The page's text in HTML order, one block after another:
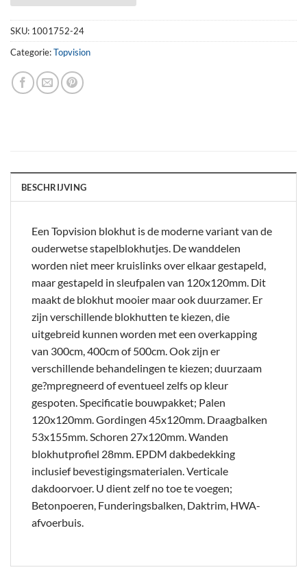
SKU: 1001752-24
Categorie:Topvision
BESCHRIJVING
Een Topvision blokhut is de moderne variant van de
ouderwetse stapelblokhutjes. De wanddelen
worden niet meer kruislinks over elkaar gestapeld,
maar gestapeld in sleufpalen van 120x120mm. Dit
maakt de blokhut mooier maar ook duurzamer. Er
zijn verschillende blokhutten te kiezen, die
uitgebreid kunnen worden met een overkapping
van 300cm, 400cm of 500cm. Ook zijn er
verschillende behandelingen te kiezen; duurzaam
ge?mpregneerd of eventueel zelfs op kleur
gespoten. Specificatie bouwpakket; Palen
120x120mm. Gordingen 45x120mm. Draagbalken
53x155mm. Schoren 27x120mm. Wanden
blokhutprofiel 28mm. EPDM dakbedekking
inclusief bevestigingsmaterialen. Verticale
dakdoorvoer. U dient zelf no toe te voegen;
Betonpoeren, Funderingsbalken, Daktrim, HWA-
afvoerbuis.